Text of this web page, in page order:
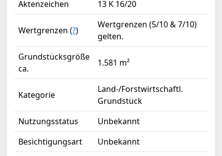
Aktenzeichen
13 K 16/20
Wertgrenzen (?)
Wertgrenzen (5/10 & 7/10)
gelten.
Grundstücksgröße
ca.
1.581 m²
Kategorie
Land-/Forstwirtschaftl.
Grundstück
Nutzungsstatus
Unbekannt
Besichtigungsart
Unbekannt